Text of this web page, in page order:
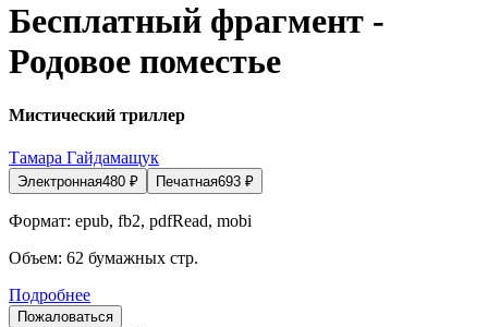
Бесплатный фрагмент -
Родовое поместье
Мистический триллер
Тамара Гайдамащук
Электронная480 ₽ Печатная693 ₽
Формат: epub, fb2, pdfRead, mobi
Объем: 62 бумажных стр.
Подробнее
Пожаловаться